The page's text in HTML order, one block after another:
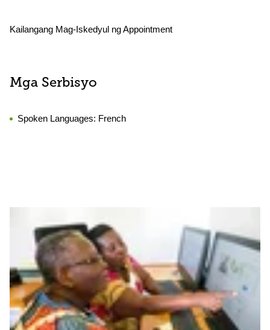
Kailangang Mag-Iskedyul ng Appointment
Mga Serbisyo
Spoken Languages: French